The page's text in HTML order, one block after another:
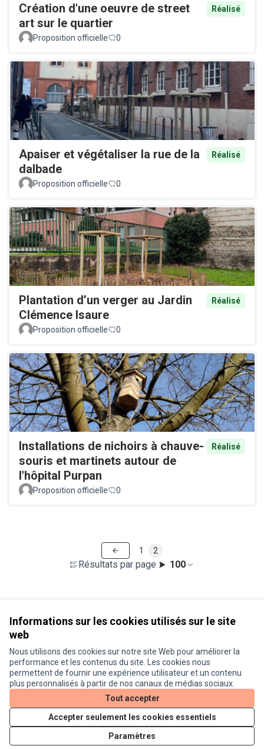
Informations sur les cookies utilisés sur le site
web
Nous utilisons des cookies sur notre site Web pour améliorer la
performance et les contenus du site. Les cookies nous
permettent de fournir une expérience utilisateur et un contenu
plus personnalisés à partir de nos canaux de médias sociaux.
Tout accepter
Accepter seulement les cookies essentiels
Paramètres
Création d'une oeuvre de street
art sur le quartier
Réalisé
Proposition officielle 0
Apaiser et végétaliser la rue de la
dalbade
Réalisé
Proposition officielle 0
Plantation d’un verger au Jardin
Clémence Isaure
Réalisé
Proposition officielle 0
Installations de nichoirs à chauve-
souris et martinets autour de
l'hôpital Purpan
Réalisé
Proposition officielle 0
Résultats par page : 100
1 2
Conditions d'utilisation
Paramètres des cookies
Je participe ! sur X
(Lien externe)
Je participe ! sur Facebook
Je participe ! sur Instagram
Site réalisé grâce aulogiciel libre Decidim .
Licence
(Lien